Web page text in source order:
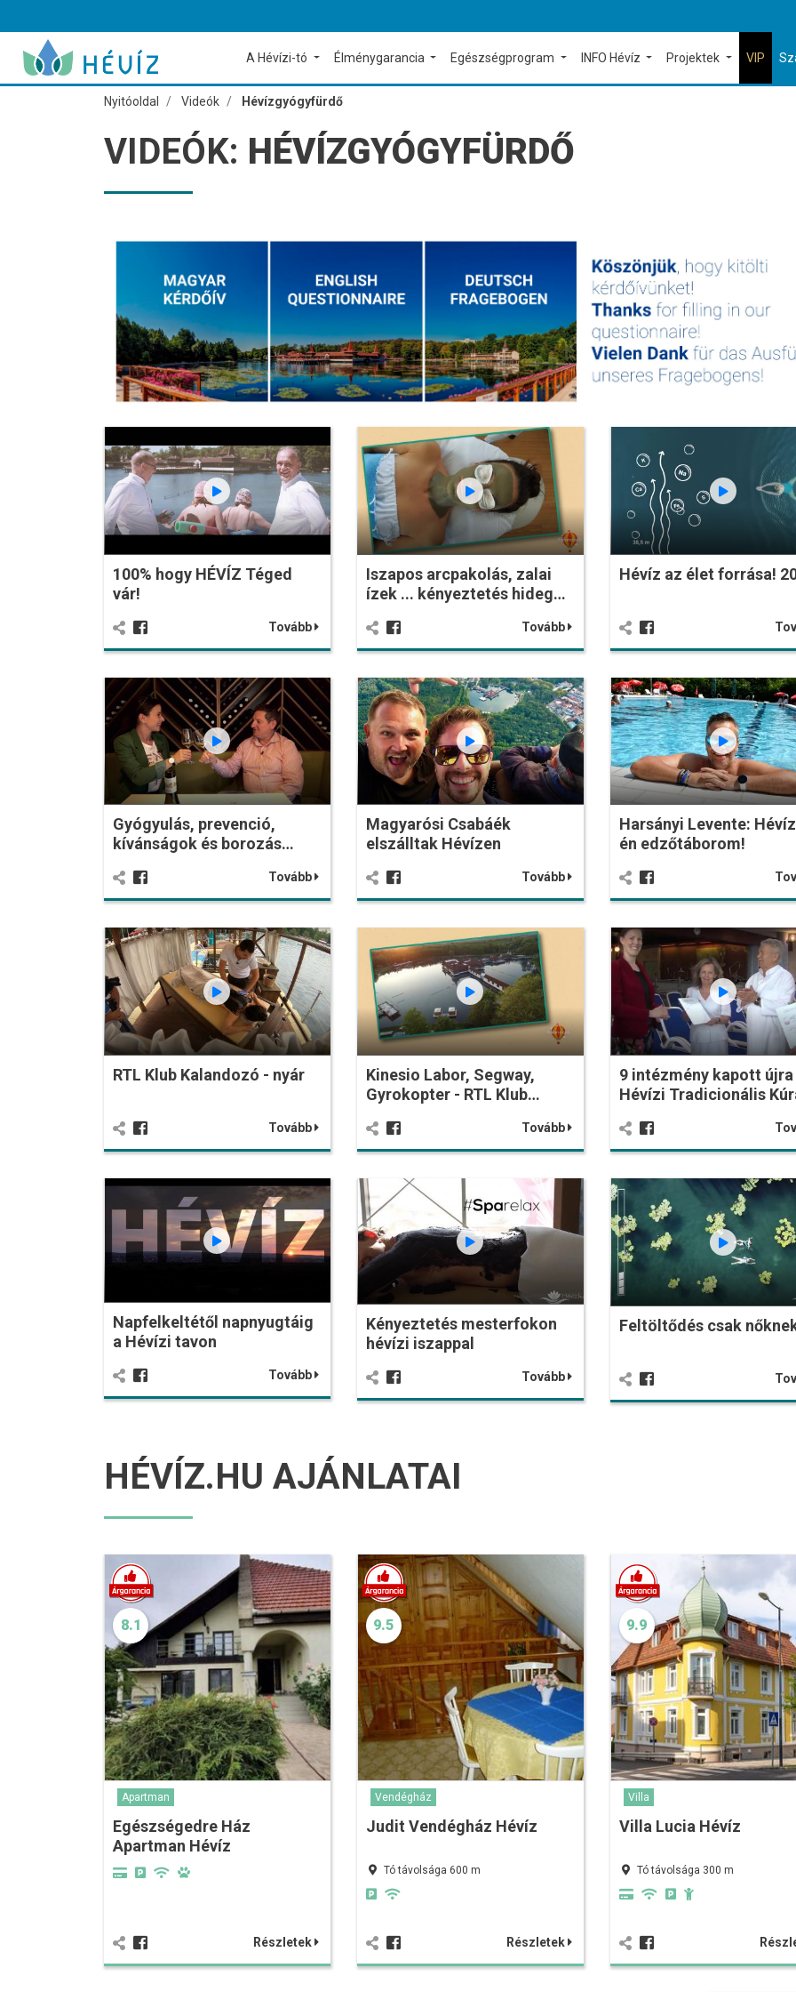
A Hévízi-tó Élménygarancia Egészségprogram INFO Hévíz Projektek VIP
Nyitóoldal Videók Hévízgyógyfürdő
VIDEÓK: HÉVÍZGYÓGYFÜRDŐ
100% hogy HÉVÍZ Téged
vár!
Tovább
Iszapos arcpakolás, zalai
ízek ... kényeztetés hideg…
Tovább
Hévíz az élet forrása!
Gyógyulás, prevenció,
kívánságok és borozás…
Tovább
Magyarósi Csabáék
elszálltak Hévízen
Tovább
Harsányi Levente:
én edzőtáborom!
RTL Klub Kalandozó - nyár
Tovább
Kinesio Labor, Segway,
Gyrokopter - RTL Klub…
Tovább
9 intézmény kapott újra
Hévízi Tradicionális
Napfelkeltétől napnyugtáig
a Hévízi tavon
Tovább
Kényeztetés mesterfokon
hévízi iszappal
Tovább
Feltöltődés csak
HÉVÍZ.HU AJÁNLATAI
8.1
Apartman
Egészségedre Ház
Apartman Hévíz
Részletek
9.5
Vendégház
Judit Vendégház Hévíz
Tó távolsága 600 m
Részletek
9.9
Villa
Villa Lucia Hévíz
Tó távolsága 300 m